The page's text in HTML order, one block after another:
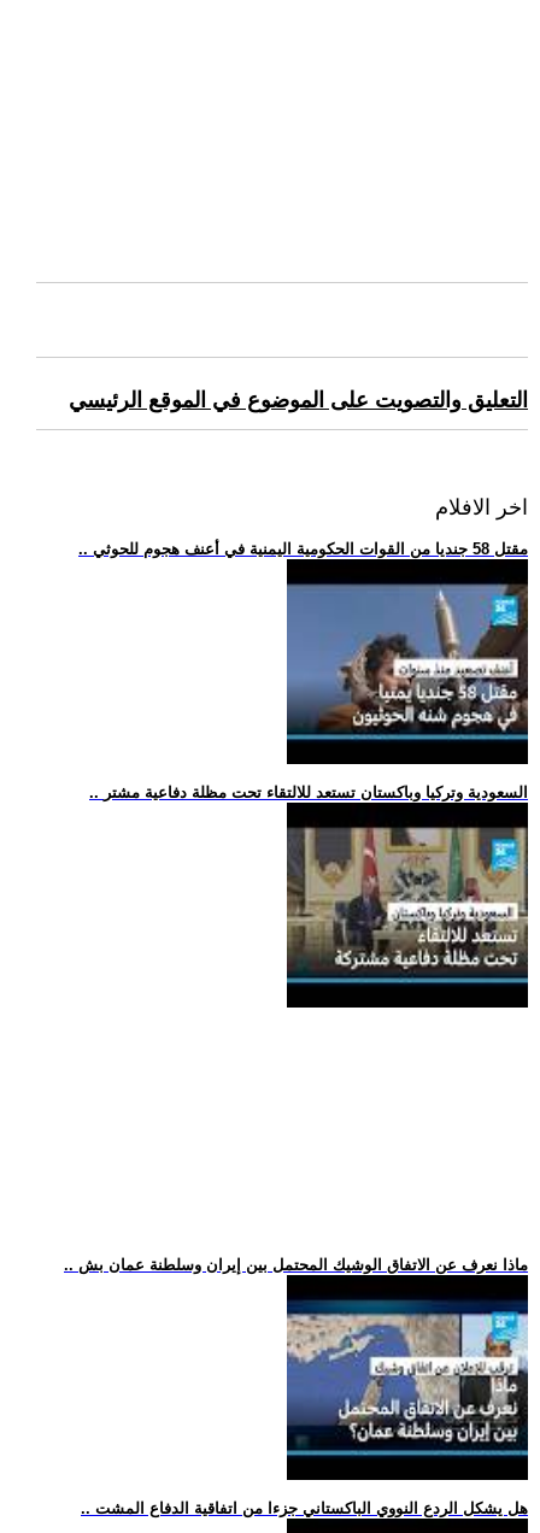
التعليق والتصويت على الموضوع في الموقع الرئيسي
اخر الافلام
.. مقتل 58 جنديا من القوات الحكومية اليمنية في أعنف هجوم للحوثي
.. السعودية وتركيا وباكستان تستعد للالتقاء تحت مظلة دفاعية مشتر
.. ماذا نعرف عن الاتفاق الوشيك المحتمل بين إيران وسلطنة عمان بش
.. هل يشكل الردع النووي الباكستاني جزءا من اتفاقية الدفاع المشت